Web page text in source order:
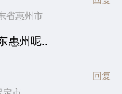
省惠州市
惠州呢..
回复